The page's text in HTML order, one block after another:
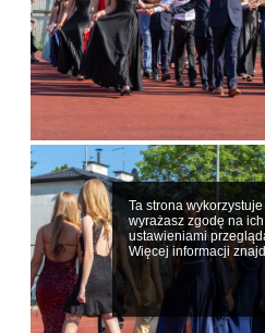
Ta strona
wyrażasz zgodę na
ustawieniami
Więcej informacji